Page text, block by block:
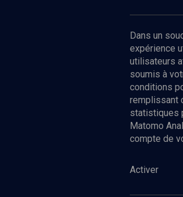
Dans un
expérience
utilisateurs
soumis à
conditions
remplissant
statistiques
Matomo
compte de
Activer